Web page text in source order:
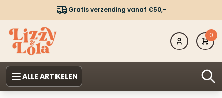
Gratis verzending vanaf €50,-
0
ALLE ARTIKELEN